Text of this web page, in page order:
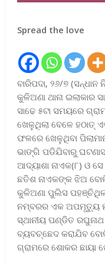
Spread the love
ବାରିପଦା, ୨୬/୭
କୁଳିଅଣା ଥାନା ଇଲାକାର
ସାଢେ ୫ଟା ସମୟରେ
ଖେଳୁଥିଲା ବେଳେ ହଠାତ୍‍
ଫଳରେ ଖେଳୁଥିବା
ଭାଙ୍ଗି ପଡିଯିବାରୁ
ଆଦ୍ୟାଶା ନାଏକ(୮) ଓ
ଛତିଶ ନାଏକଙ୍କ ଝିଅ
କୁଳିଅଣା ପୁଲିସ
ନମ୍ବରର ଏକ ଅପମୃତ୍ୟୁ
ସ୍ଥାନୀୟ ପଣ୍ଡିତ
ବ୍ୟବଚ୍ଛେଦ କରାଯିବ
ଗ୍ରାମରେ ଶୋକର ଛାୟା